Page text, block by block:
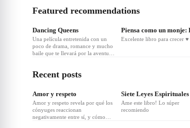
Featured recommendations
❤20
Dancing Queens
Una película entretenida con un
poco de drama, romance y mucho
baile que te llevará por la aventura
❤9
Excelente libro para crecer ♥️
Recent posts
Amor y respeto
Amor y respeto revela por qué los
cónyuges reaccionan
negativamente entre sí, y cómo
Ame este libro! Lo súper
recomiendo